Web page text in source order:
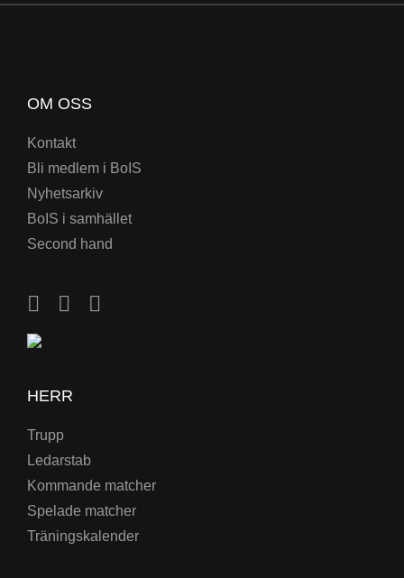
OM OSS
Kontakt
Bli medlem i BoIS
Nyhetsarkiv
BoIS i samhället
Second hand
HERR
Trupp
Ledarstab
Kommande matcher
Spelade matcher
Träningskalender